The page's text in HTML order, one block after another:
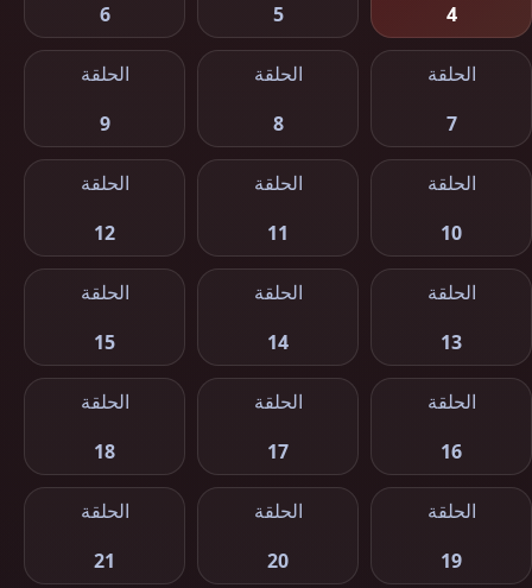
4
5
6
الحلقة
7
الحلقة
8
الحلقة
9
الحلقة
10
الحلقة
11
الحلقة
12
الحلقة
13
الحلقة
14
الحلقة
15
الحلقة
16
الحلقة
17
الحلقة
18
الحلقة
19
الحلقة
20
الحلقة
21